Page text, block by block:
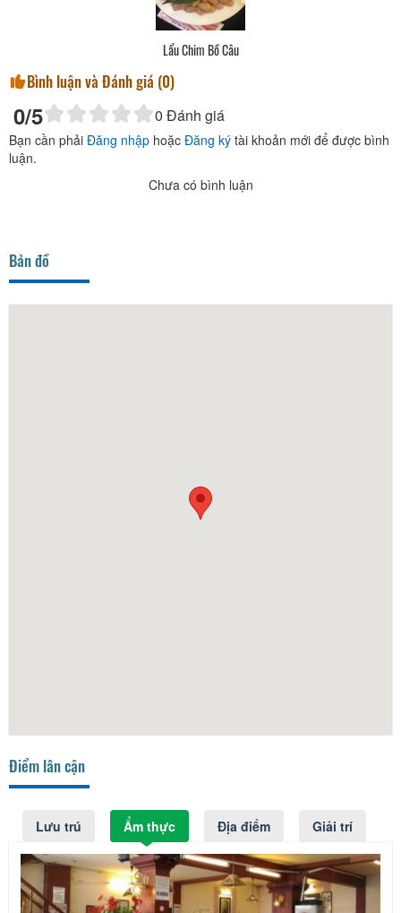
Lẩu Chim Bồ Câu
Bình luận và Đánh giá (0)
0/5 0 Đánh giá
Bạn cần phải Đăng nhập hoặc Đăng ký tài khoản mới để được bình
luận.
Chưa có bình luận
Bản đồ
Điểm lân cận
Lưu trú Ẩm thực Địa điểm Giải trí